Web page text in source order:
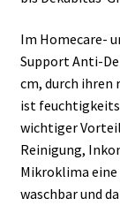
Im Homecare-
Support Anti-
cm, durch ihren
ist
wichtiger
Reinigung,
Mikroklima eine
waschbar und